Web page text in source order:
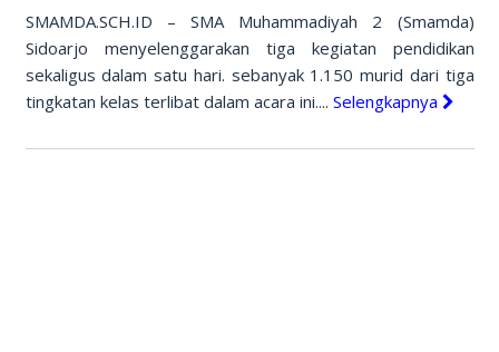
SMAMDA.SCH.ID – SMA Muhammadiyah 2 (Smamda)
Sidoarjo menyelenggarakan tiga kegiatan pendidikan
sekaligus dalam satu hari. sebanyak 1.150 murid dari tiga
tingkatan kelas terlibat dalam acara ini.... Selengkapnya